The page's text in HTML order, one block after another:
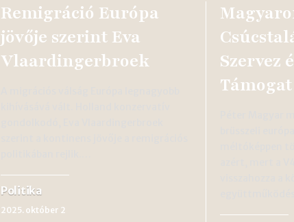
Remigráció Európa
jövője szerint Eva
Vlaardingerbroek
Politika
2025. október 2
Szervez
Támogat